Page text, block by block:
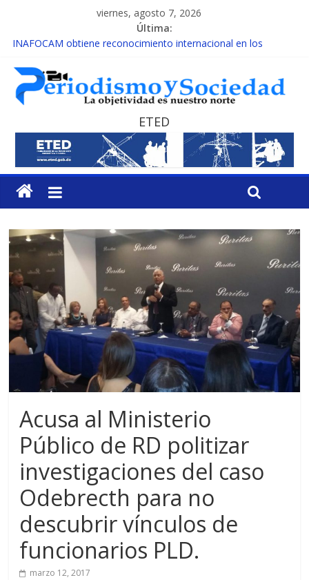
viernes, agosto 7, 2026
Última:
INAFOCAM obtiene reconocimiento internacional en los
15 de febrero de cada año es Día Nacional de la lucha contra el
cáncer infantil
EL ENFOQUE UNILATERAL DE LA COALICIÓN
MESCyT y Universidad Albizu apoyarán rehabilitación de
reclusos
MESCyT presenta calendario de Consulta Nacional por la
Educación
ETED
Acusa al Ministerio
Público de RD politizar
investigaciones del caso
Odebrecth para no
descubrir vínculos de
funcionarios PLD.
marzo 12, 2017